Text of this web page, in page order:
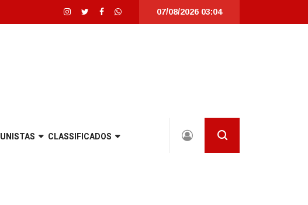
é entregue totalmente revitalizada em Joinville |Joinville recebe seletivas da
07/08/2026 03:04
CLASSIFICADOS